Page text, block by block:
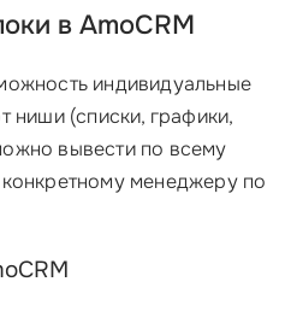
в AmoCRM
индивидуальные
ниши (списки, графики,
вывести по всему
менеджеру по